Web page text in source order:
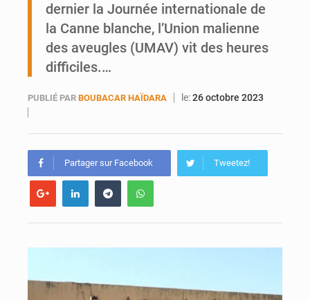
AfroBasket U18 : Le Mali défend sa double couronne à Abidjan
dernier la Journée internationale de
la Canne blanche, l’Union malienne
des aveugles (UMAV) vit des heures
difficiles.…
PUBLIÉ PAR BOUBACAR HAÏDARA le:26 octobre 2023
Partager sur Facebook Tweetez!